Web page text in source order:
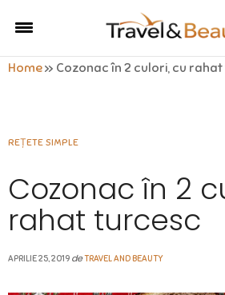
Home» Cozonac în 2 culori, cu
REȚETE SIMPLE
Cozonac în 2
rahat turcesc
APRILIE 25, 2019 deTRAVEL AND BEAUTY